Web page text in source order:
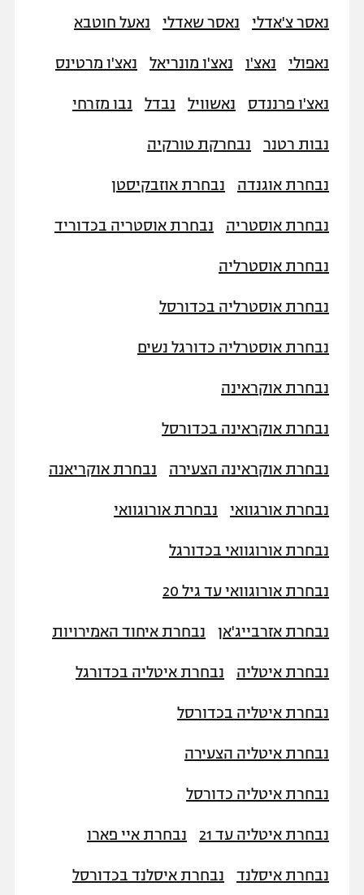
"מחצית בשכונה" – פודקאסט
משתתפים וזוכים בפרסים
תקנון עבור פעילות ספורט 1 – "מרלן"
גיימינג E-Sports
תנאי שימוש
רשיון להקרנה פומבית לבית עסק
היאבקות WWE
אופניים
ספורט מוטורי
כדורמים
פוטבול אמריקאי NFL
בייסבול MLB
ספורט אתגרי ואקסטרים
אומנויות לחימה
גיימינג E-Sports
נאסר צ'אדלי נאסר שאדלי נאעל חוטבא
נאפולי נאצ'ו נאצ'ו מונריאל נאצ'ו מרטינס
נאצ'ו פרננדס נאשוויל נבדל נבו מזרחי
נבות רטנר נבחרקת טורקיה
נבחרת אוגנדה נבחרת אוזבקיסטן
נבחרת אוסטריה נבחרת אוסטריה בכדוריד
נבחרת אוסטרליה
נבחרת אוסטרליה בכדורסל
נבחרת אוסטרליה כדורגל נשים
נבחרת אוקראינה
נבחרת אוקראינה בכדורסל
נבחרת אוקראינה הצעירה נבחרת אוקריאנה
נבחרת אורגוואי נבחרת אורוגוואי
נבחרת אורוגוואי בכדורגל
נבחרת אורוגוואי עד גיל 20
נבחרת אזרבייג'אן נבחרת איחוד האמירויות
נבחרת איטליה נבחרת איטליה בכדורגל
נבחרת איטליה בכדורסל
נבחרת איטליה הצעירה
נבחרת איטליה כדורסל
נבחרת איטליה עד 21 נבחרת איי פארו
נבחרת איסלנד נבחרת איסלנד בכדורסל